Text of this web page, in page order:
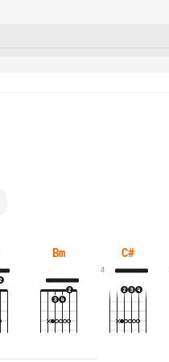
Bm C#
4